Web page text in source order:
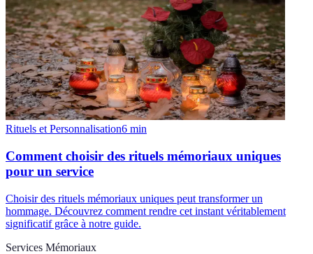
Rituels et Personnalisation6 min
Comment choisir des rituels mémoriaux uniques
pour un service
Choisir des rituels mémoriaux uniques peut transformer un
hommage. Découvrez comment rendre cet instant véritablement
significatif grâce à notre guide.
Services Mémoriaux